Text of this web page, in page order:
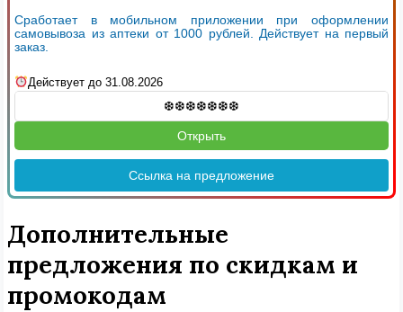
Сработает в мобильном приложении при оформлении
самовывоза из аптеки от 1000 рублей. Действует на первый
заказ.
Действует до 31.08.2026
Открыть
Ссылка на предложение
Дополнительные
предложения по скидкам и
промокодам